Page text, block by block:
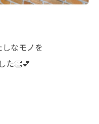
なモノを
た👏💕